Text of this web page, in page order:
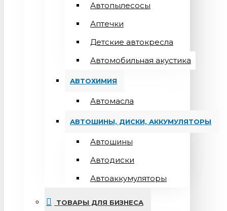
Автопылесосы
Аптечки
Детские автокресла
Автомобильная акустика
АВТОХИМИЯ
Автомасла
АВТОШИНЫ, ДИСКИ, АККУМУЛЯТОРЫ
Автошины
Автодиски
Автоаккумуляторы
ТОВАРЫ ДЛЯ БИЗНЕСА